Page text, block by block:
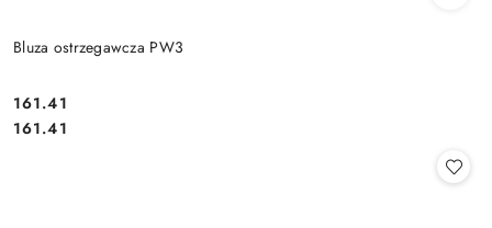
Bluza ostrzegawcza PW3
Cena:
161.41
Cena:
161.41